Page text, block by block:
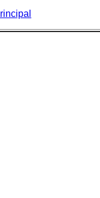
rincipal